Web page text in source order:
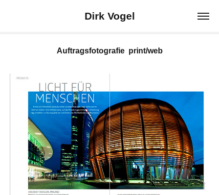
Dirk Vogel
Auftragsfotografie  print/web